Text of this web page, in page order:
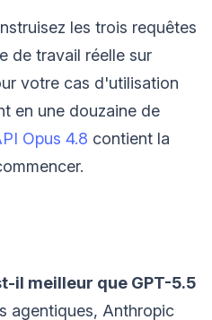
les trois requêtes
de travail réelle sur
votre cas d'utilisation
en une douzaine de
Opus 4.8 contient la
il meilleur que GPT-5.5
agentiques, Anthropic